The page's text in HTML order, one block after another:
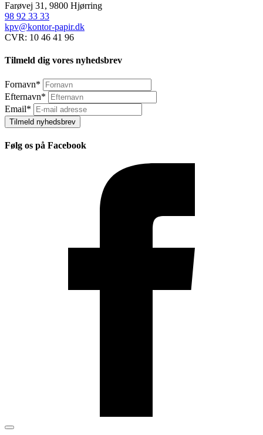
Farøvej 31, 9800 Hjørring
98 92 33 33
kpv@kontor-papir.dk
CVR: 10 46 41 96
Tilmeld dig vores nyhedsbrev
Fornavn*
Efternavn*
Email*
Tilmeld nyhedsbrev
Følg os på Facebook